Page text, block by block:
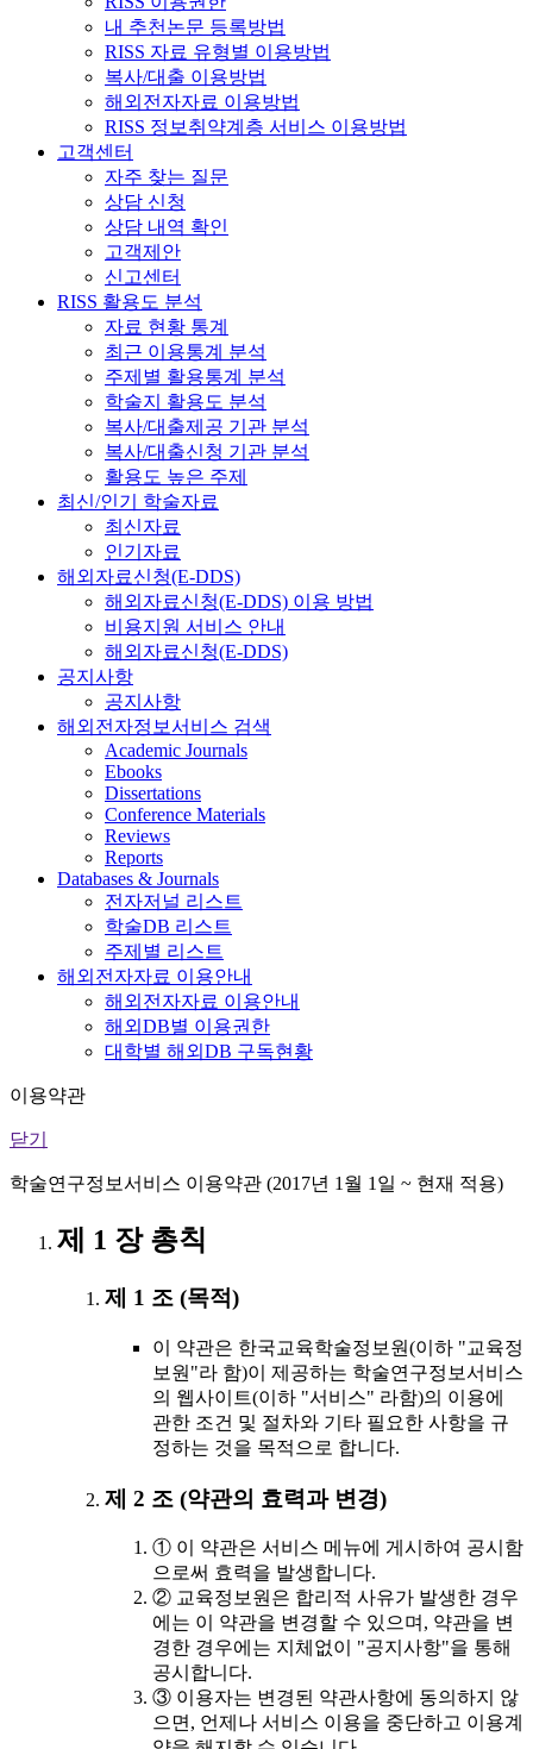
내 추천논문 등록방법
RISS 자료 유형별 이용방법
복사/대출 이용방법
해외전자자료 이용방법
RISS 정보취약계층 서비스 이용방법
고객센터
자주 찾는 질문
상담 신청
상담 내역 확인
고객제안
신고센터
RISS 활용도 분석
자료 현황 통계
최근 이용통계 분석
주제별 활용통계 분석
학술지 활용도 분석
복사/대출제공 기관 분석
복사/대출신청 기관 분석
활용도 높은 주제
최신/인기 학술자료
최신자료
인기자료
해외자료신청(E-DDS)
해외자료신청(E-DDS) 이용 방법
비용지원 서비스 안내
해외자료신청(E-DDS)
공지사항
공지사항
해외전자정보서비스 검색
Academic Journals
Ebooks
Dissertations
Conference Materials
Reviews
Reports
Databases & Journals
전자저널 리스트
학술DB 리스트
주제별 리스트
해외전자자료 이용안내
해외전자자료 이용안내
해외DB별 이용권한
대학별 해외DB 구독현황
이용약관
닫기
학술연구정보서비스 이용약관 (2017년 1월 1일 ~ 현재 적용)
제 1 장 총칙
제 1 조 (목적)
이 약관은 한국교육학술정보원(이하 "교육정
보원"라 함)이 제공하는 학술연구정보서비스
의 웹사이트(이하 "서비스" 라함)의 이용에
관한 조건 및 절차와 기타 필요한 사항을 규
정하는 것을 목적으로 합니다.
제 2 조 (약관의 효력과 변경)
① 이 약관은 서비스 메뉴에 게시하여 공시함
으로써 효력을 발생합니다.
② 교육정보원은 합리적 사유가 발생한 경우
에는 이 약관을 변경할 수 있으며, 약관을 변
경한 경우에는 지체없이 "공지사항"을 통해
공시합니다.
③ 이용자는 변경된 약관사항에 동의하지 않
으면, 언제나 서비스 이용을 중단하고 이용계